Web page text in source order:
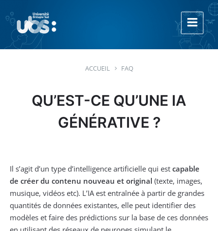
contenu
navigation
principale
footer
ACCUEIL FAQ
QU’EST-CE QU’UNE IA
GÉNÉRATIVE ?
Il s’agit d’un type d’intelligence artificielle qui est capable
de créer du contenu nouveau et original (texte, images,
musique, vidéos etc). L’IA est entraînée à partir de grandes
quantités de données existantes, elle peut identifier des
modèles et faire des prédictions sur la base de ces données